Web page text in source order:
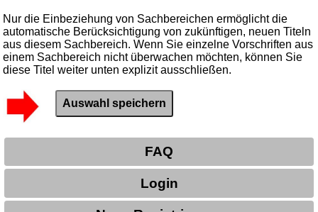
Nur die Einbeziehung von Sachbereichen ermöglicht die
automatische Berücksichtigung von zukünftigen, neuen Titeln
aus diesem Sachbereich. Wenn Sie einzelne Vorschriften aus
einem Sachbereich nicht überwachen möchten, können Sie
diese Titel weiter unten explizit ausschließen.
FAQ
Login